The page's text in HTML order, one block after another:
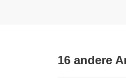
16 andere